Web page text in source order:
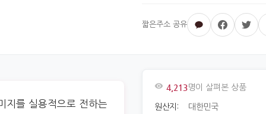
지를 실용적으로 전하는
4,213명이 살펴본 상품
원산지: 대한민국